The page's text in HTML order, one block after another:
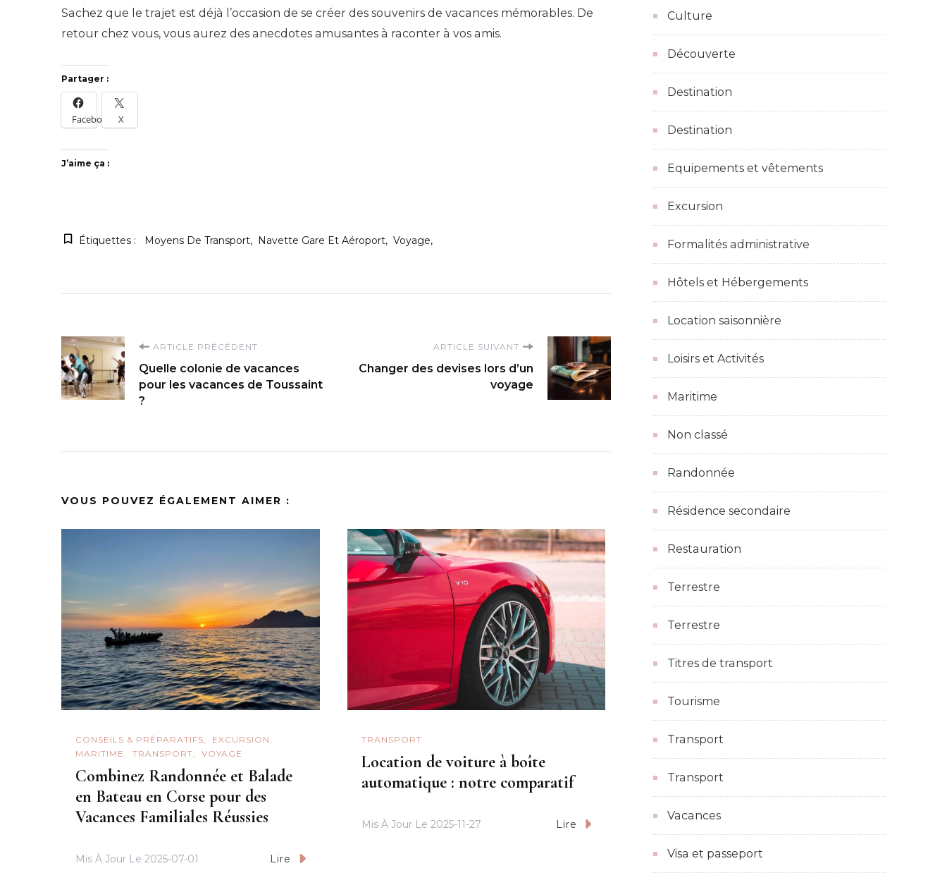
Sachez que le trajet est déjà l’occasion de se créer des souvenirs de vacances mémorables. De
retour chez vous, vous aurez des anecdotes amusantes à raconter à vos amis.
Partager :
Facebook X
J’aime ça :
Étiquettes : Moyens De Transport Navette Gare Et Aéroport Voyage
Navigation
d'article
ARTICLE PRÉCÉDENT
Quelle colonie de vacances
pour les vacances de Toussaint
?
ARTICLE SUIVANT
Changer des devises lors d’un
voyage
VOUS POUVEZ ÉGALEMENT AIMER :
CONSEILS & PRÉPARATIFS
EXCURSION
MARITIME
TRANSPORT VOYAGE
Combinez Randonnée et Balade
en Bateau en Corse pour des
Vacances Familiales Réussies
Mis À Jour Le 2025-07-01 Lire
TRANSPORT
Location de voiture à boîte
automatique : notre comparatif
Mis À Jour Le 2025-11-27 Lire
Culture
Découverte
Destination
Destination
Equipements et vêtements
Excursion
Formalités administrative
Hôtels et Hébergements
Location saisonnière
Loisirs et Activités
Maritime
Non classé
Randonnée
Résidence secondaire
Restauration
Terrestre
Terrestre
Titres de transport
Tourisme
Transport
Transport
Vacances
Visa et passeport